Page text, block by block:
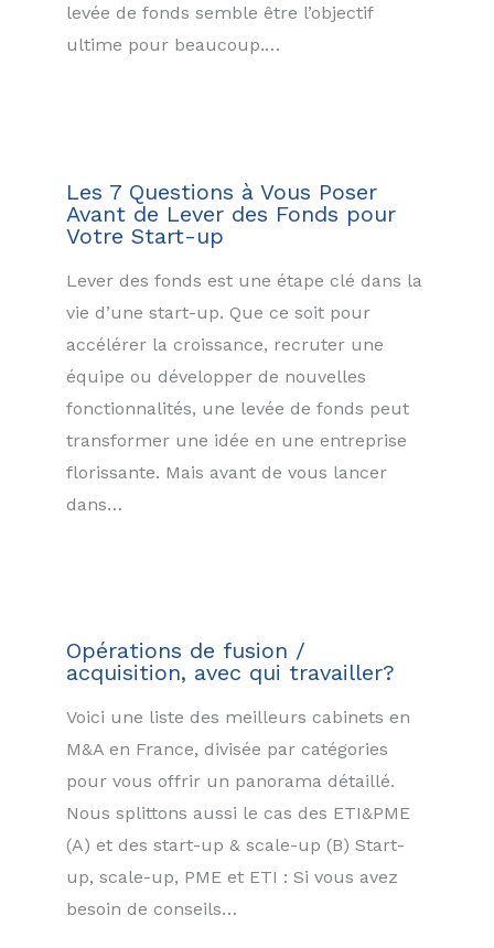
levée de fonds semble être l’objectif
ultime pour beaucoup.…
Les 7 Questions à Vous Poser
Avant de Lever des Fonds pour
Votre Start-up
Lever des fonds est une étape clé dans la
vie d’une start-up. Que ce soit pour
accélérer la croissance, recruter une
équipe ou développer de nouvelles
fonctionnalités, une levée de fonds peut
transformer une idée en une entreprise
florissante. Mais avant de vous lancer
dans…
Opérations de fusion /
acquisition, avec qui travailler?
Voici une liste des meilleurs cabinets en
M&A en France, divisée par catégories
pour vous offrir un panorama détaillé.
Nous splittons aussi le cas des ETI&PME
(A) et des start-up & scale-up (B) Start-
up, scale-up, PME et ETI : Si vous avez
besoin de conseils…